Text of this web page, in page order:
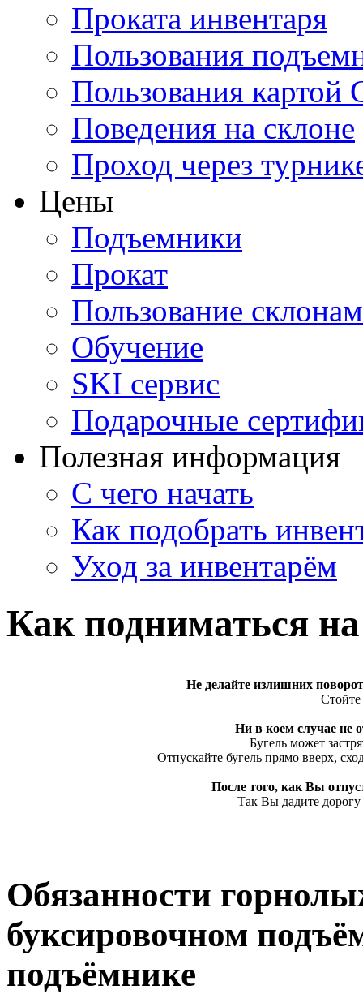
Проката инвентаря
Пользования
Пользования картой
Поведения на склоне
Проход через
Цены
Подъемники
Прокат
Пользование
Обучение
SKI сервис
Подарочные
Полезная информация
С чего начать
Как подобрать
Уход за инвентарём
Как подниматься
Не делайте излишних
Ни в коем случае не
Бугель может
Отпускайте бугель прямо вверх,
После того, как Вы
Так Вы дадите
Обязанности
буксировочном
подъёмнике